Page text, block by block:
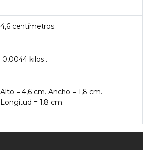
4,6 centímetros.
0,0044 kilos .
Alto = 4,6 cm. Ancho = 1,8 cm.
Longitud = 1,8 cm.